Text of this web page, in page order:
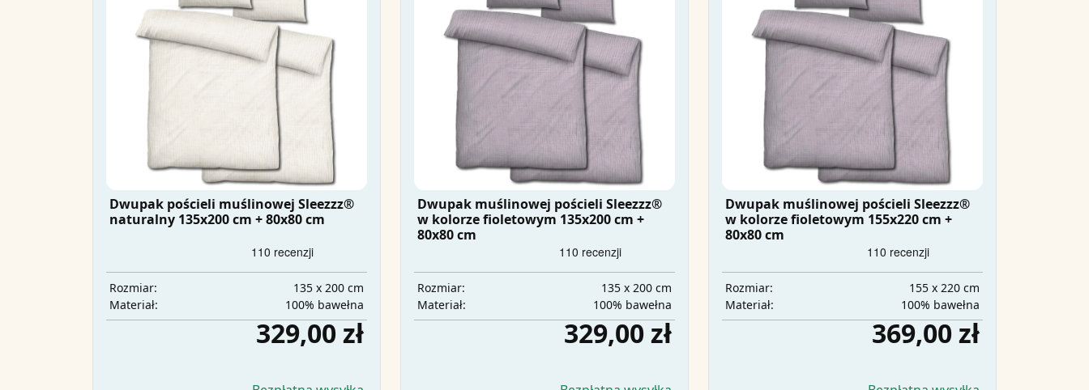
Dwupak pościeli muślinowej Sleezzz®
naturalny 135x200 cm + 80x80 cm
Rozmiar:
135 x 200 cm
Materiał:
100% bawełna
329,00 zł
Dwupak muślinowej pościeli Sleezzz®
w kolorze fioletowym 135x200 cm +
80x80 cm
Rozmiar:
135 x 200 cm
Materiał:
100% bawełna
329,00 zł
Dwupak muślinowej pościeli Sleezzz®
w kolorze fioletowym 155x220 cm +
80x80 cm
Rozmiar:
155 x 220 cm
Materiał:
100% bawełna
369,00 zł